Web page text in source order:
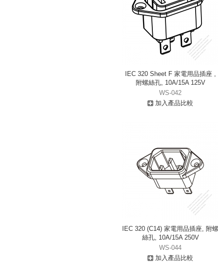
IEC 320 Sheet F 家電用品插座 ,
附螺絲孔, 10A/15A 125V
WS-042
加入產品比較
IEC 320 (C14) 家電用品插座, 附螺
絲孔, 10A/15A 250V
WS-044
加入產品比較